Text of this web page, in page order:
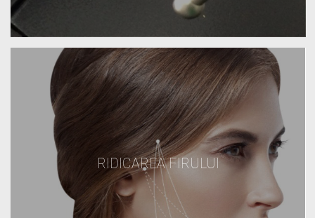
RIDICAREA FIRULUI